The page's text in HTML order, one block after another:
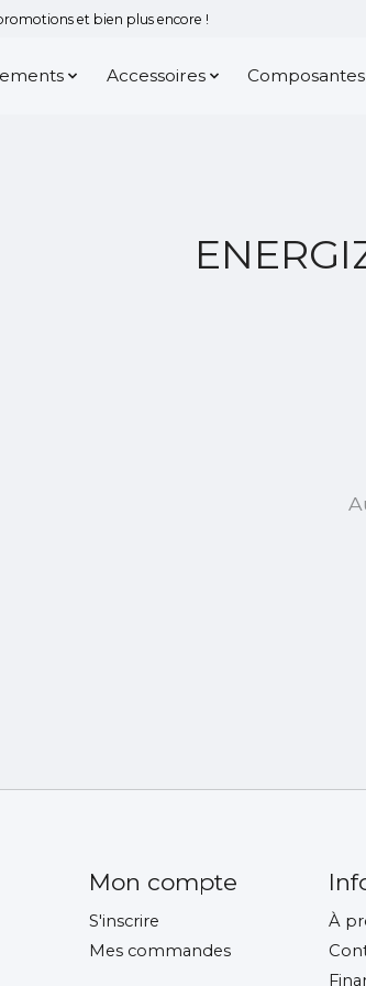
et bien plus encore !
Accessoires Composantes
Mon compte
S'inscrire
Mes commandes
À